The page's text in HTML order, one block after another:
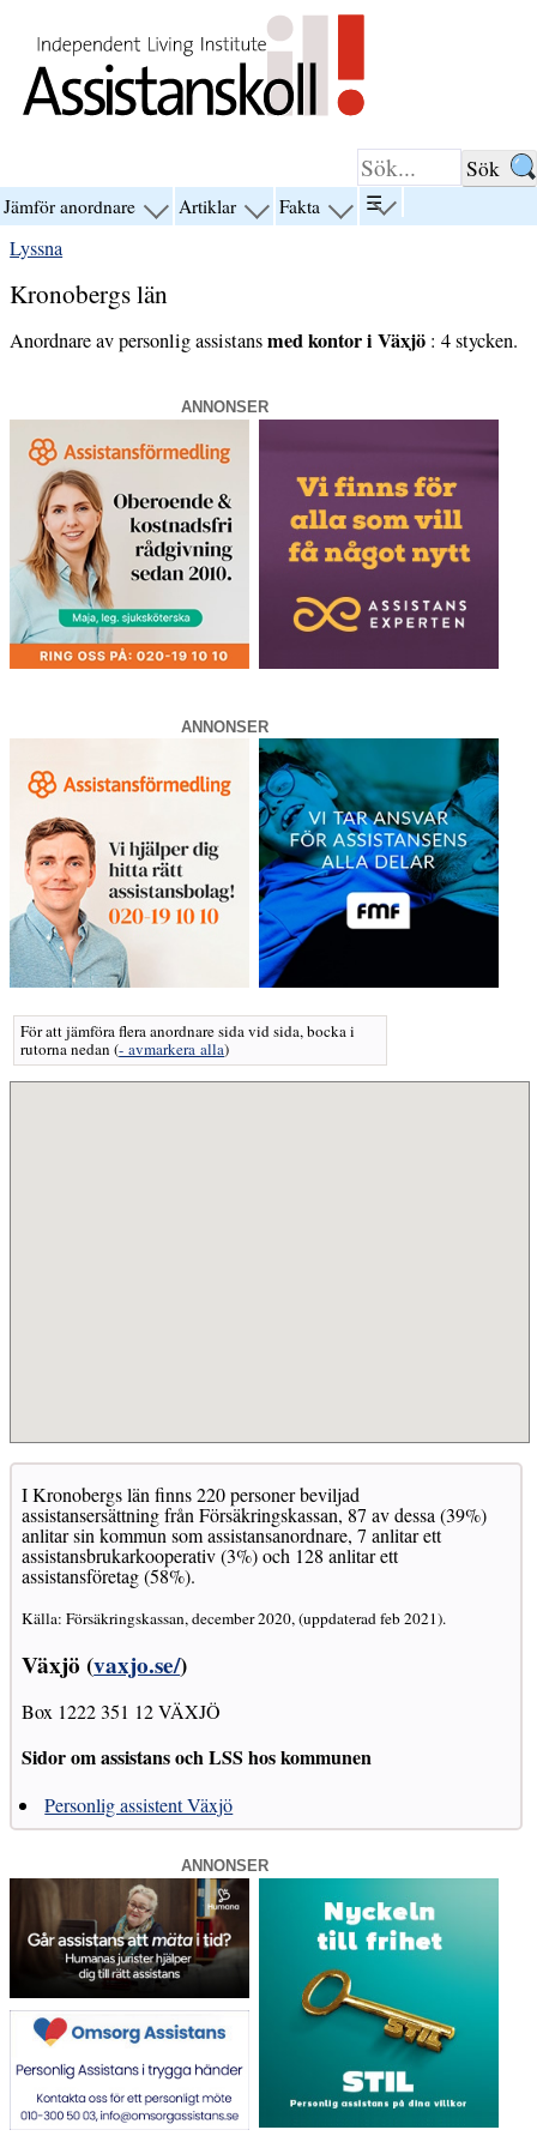
Jämför anordnare visa
anordnare”
Artiklar visa Fakta visa
☰visa
menyn
Lyssna
Kronobergs län
Anordnare av personlig assistansmed kontor i Växjö : 4 stycken.
ANNONSER
ANNONSER
För att jämföra flera anordnare sida vid sida, bocka i
rutorna nedan(- avmarkera alla)
I Kronobergs län finns 220 personer beviljad
assistansersättning från Försäkringskassan, 87 av dessa (39%)
anlitar sin kommun som assistansanordnare, 7 anlitar ett
assistansbrukarkooperativ (3%) och 128 anlitar ett
assistansföretag (58%).
Källa: Försäkringskassan, december 2020, (uppdaterad feb 2021).
Växjö (vaxjo.se/)
Box 1222 351 12 VÄXJÖ
Sidor om assistans och LSS hos kommunen
Personlig assistent Växjö
ANNONSER